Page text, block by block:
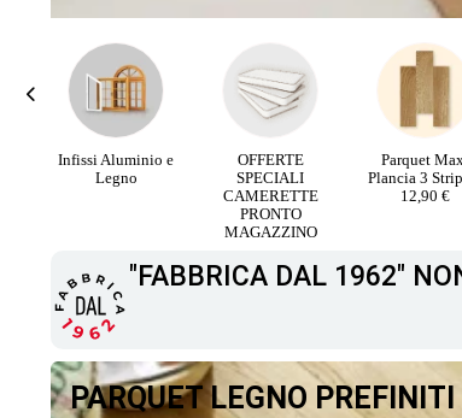
Infissi Aluminio e
Legno
OFFERTE
SPECIALI
CAMERETTE
PRONTO
MAGAZZINO
Parquet
Plancia 3
12,90 €
"FABBRICA DAL 1962"
PARQUET LEGNO PREFINITI